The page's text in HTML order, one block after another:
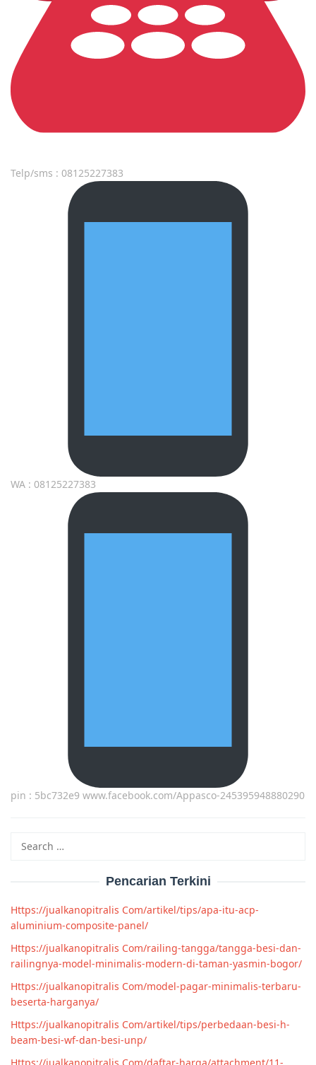
Telp/sms : 08125227383
WA : 08125227383
pin : 5bc732e9 www.facebook.com/Appasco-245395948880290
for:
Pencarian Terkini
Https://jualkanopitralis Com/artikel/tips/apa-itu-acp-
aluminium-composite-panel/
Https://jualkanopitralis Com/railing-tangga/tangga-besi-dan-
railingnya-model-minimalis-modern-di-taman-yasmin-bogor/
Https://jualkanopitralis Com/model-pagar-minimalis-terbaru-
beserta-harganya/
Https://jualkanopitralis Com/artikel/tips/perbedaan-besi-h-
beam-besi-wf-dan-besi-unp/